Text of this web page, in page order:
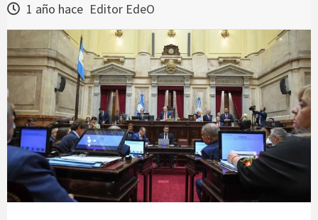
1 año hace Editor EdeO